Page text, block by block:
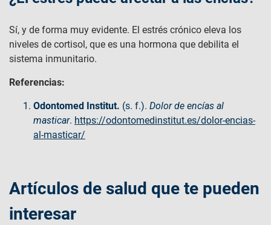
Sí, y de forma muy evidente. El estrés crónico eleva los
niveles de cortisol, que es una hormona que debilita el
sistema inmunitario.
Referencias:
Odontomed Institut. (s. f.). Dolor de encías al
masticar. https://odontomedinstitut.es/dolor-encias-
al-masticar/
Artículos de salud que te pueden
interesar